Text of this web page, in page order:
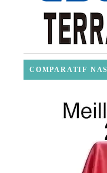
COMPARATIF NAS